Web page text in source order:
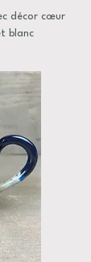
décor cœur
blanc